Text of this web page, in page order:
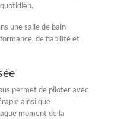
une salle de bain
de fiabilité et
permet de piloter avec
ainsi que
moment de la